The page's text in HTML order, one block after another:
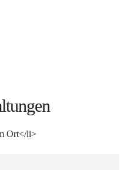
Ort</li>